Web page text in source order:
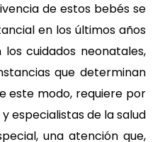
de estos bebés se
en los últimos años
cuidados neonatales,
que determinan
este modo, requiere por
especialistas de la salud
una atención que,